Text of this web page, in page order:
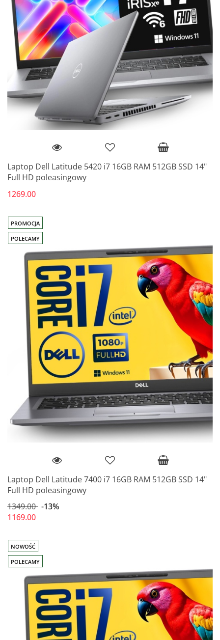
Laptop Dell Latitude 5420 i7 16GB RAM 512GB SSD 14"
Full HD poleasingowy
1269.00
PROMOCJA
POLECAMY
Laptop Dell Latitude 7400 i7 16GB RAM 512GB SSD 14"
Full HD poleasingowy
1349.00 -13%
1169.00
NOWOŚĆ
POLECAMY